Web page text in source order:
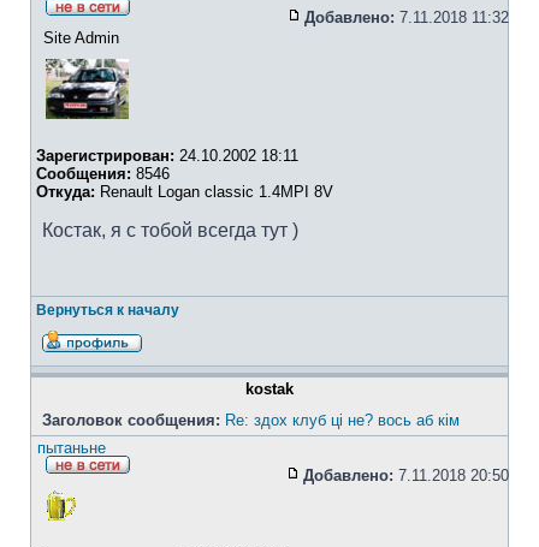
Добавлено: 7.11.2018 11:32
Site Admin
Зарегистрирован: 24.10.2002 18:11
Сообщения: 8546
Откуда: Renault Logan classic 1.4MPI 8V
Костак, я с тобой всегда тут )
Вернуться к началу
kostak
Заголовок сообщения: Re: здох клуб ці не? вось аб кім
пытаньне
Добавлено: 7.11.2018 20:50